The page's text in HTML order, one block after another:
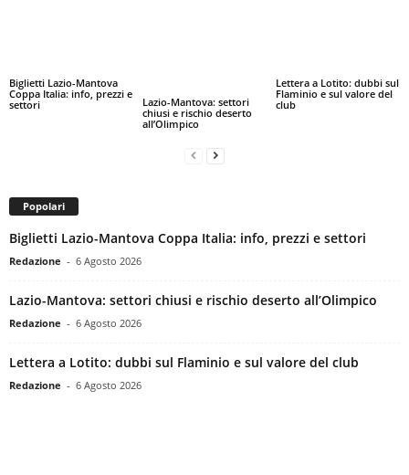
Biglietti Lazio-Mantova
Coppa Italia: info, prezzi e
settori
Lazio-Mantova: settori
chiusi e rischio deserto
all’Olimpico
Lettera a Lotito: dubbi sul
Flaminio e sul valore del
club
Popolari
Biglietti Lazio-Mantova Coppa Italia: info, prezzi e settori
Redazione - 6 Agosto 2026
Lazio-Mantova: settori chiusi e rischio deserto all’Olimpico
Redazione - 6 Agosto 2026
Lettera a Lotito: dubbi sul Flaminio e sul valore del club
Redazione - 6 Agosto 2026